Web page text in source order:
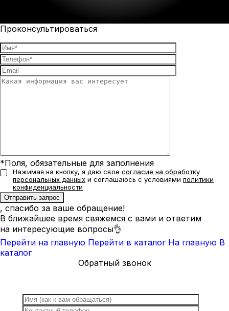
Проконсультироваться
*Поля, обязательные для заполнения
Нажимая на кнопку, я даю свое согласие на обработку
персональных данных и соглашаюсь с условиями политики
конфиденциальности
, спасибо за ваше обращение!
В ближайшее время свяжемся с вами и ответим
на интересующие вопросы👌
Перейти на главную Перейти в каталог На главную В
каталог
Обратный звонок